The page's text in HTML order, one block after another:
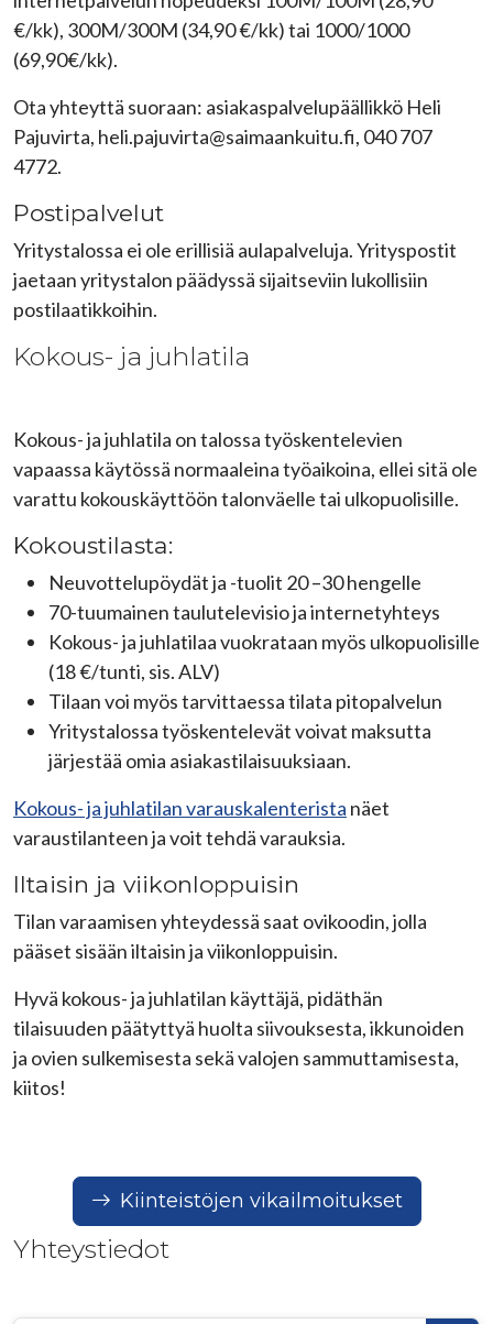
€/kk), 300M/300M (34,90 €/kk) tai 1000/1000
(69,90€/kk).
Ota yhteyttä suoraan: asiakaspalvelupäällikkö Heli
Pajuvirta, heli.pajuvirta@saimaankuitu.fi, 040 707
4772.
Postipalvelut
Yritystalossa ei ole erillisiä aulapalveluja. Yrityspostit
jaetaan yritystalon päädyssä sijaitseviin lukollisiin
postilaatikkoihin.
Kokous- ja juhlatila
Kokous- ja juhlatila on talossa työskentelevien
vapaassa käytössä normaaleina työaikoina, ellei sitä ole
varattu kokouskäyttöön talonväelle tai ulkopuolisille.
Kokoustilasta:
Neuvottelupöydät ja -tuolit 20 –30 hengelle
70-tuumainen taulutelevisio ja internetyhteys
Kokous- ja juhlatilaa vuokrataan myös ulkopuolisille
(18 €/tunti, sis. ALV)
Tilaan voi myös tarvittaessa tilata pitopalvelun
Yritystalossa työskentelevät voivat maksutta
järjestää omia asiakastilaisuuksiaan.
Kokous- ja juhlatilan varauskalenterista näet
varaustilanteen ja voit tehdä varauksia.
Iltaisin ja viikonloppuisin
Tilan varaamisen yhteydessä saat ovikoodin, jolla
pääset sisään iltaisin ja viikonloppuisin.
Hyvä kokous- ja juhlatilan käyttäjä, pidäthän
tilaisuuden päätyttyä huolta siivouksesta, ikkunoiden
ja ovien sulkemisesta sekä valojen sammuttamisesta,
kiitos!
Kiinteistöjen vikailmoitukset
Yhteystiedot